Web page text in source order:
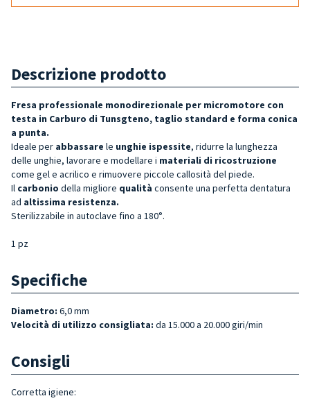
Descrizione prodotto
Fresa professionale monodirezionale per micromotore con
testa in Carburo di Tunsgteno, taglio standard e forma conica
a punta.
Ideale per abbassare le unghie ispessite, ridurre la lunghezza
delle unghie, lavorare e modellare i materiali di ricostruzione
come gel e acrilico e rimuovere piccole callosità del piede.
Il carbonio della migliore qualità consente una perfetta dentatura
ad altissima resistenza.
Sterilizzabile in autoclave fino a 180°.
1 pz
Specifiche
Diametro: 6,0 mm
Velocità di utilizzo consigliata: da 15.000 a 20.000 giri/min
Consigli
Corretta igiene: